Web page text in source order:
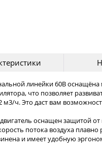
линейки 60В
что позволяет
м3/ч. Это даст вам
оснащен защитой
потока воздуха
и имеет удобную